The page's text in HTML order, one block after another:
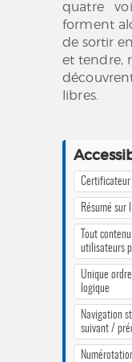
quatre
forment
de sortir
et tendre,
libres.
Certificateur
Résumé sur
Tout
utilisateurs
Unique
logique
Navigation
suivant /